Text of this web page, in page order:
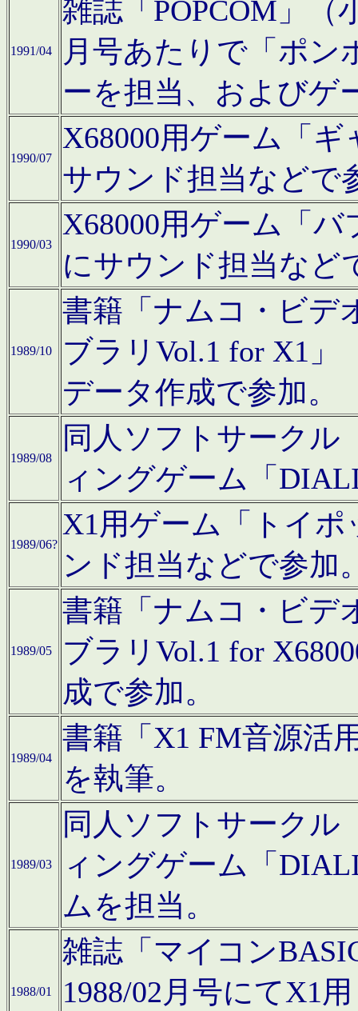
1991/04
雑誌「POPCOM」（
月号あたりで「ポン
ーを担当、およびゲ
1990/07
X68000用ゲーム「
サウンド担当などで
1990/03
X68000用ゲーム「
にサウンド担当など
1989/10
書籍「ナムコ・ビデ
ブラリVol.1 for X1」
データ作成で参加。
1989/08
同人ソフトサークル
ィングゲーム「
1989/06?
X1用ゲーム「トイ
ンド担当などで参加
1989/05
書籍「ナムコ・ビデ
ブラリVol.1 for
成で参加。
1989/04
書籍「X1 FM音源活
を執筆。
1989/03
同人ソフトサークル
ィングゲーム「
ムを担当。
1988/01
雑誌「マイコン
1988/02月号にてX1